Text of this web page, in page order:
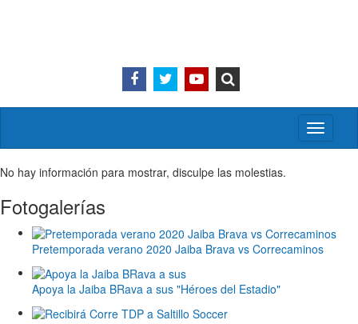
Activar/
menú
No hay información para mostrar, disculpe las molestias.
Fotogalerías
Pretemporada verano 2020 Jaiba Brava vs Correcaminos
Apoya la Jaiba BRava a sus "Héroes del Estadio"